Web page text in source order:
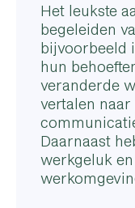
Het leukste
begeleiden
bijvoorbeeld
hun
veranderde
vertalen naar
Daarnaast
werkgeluk